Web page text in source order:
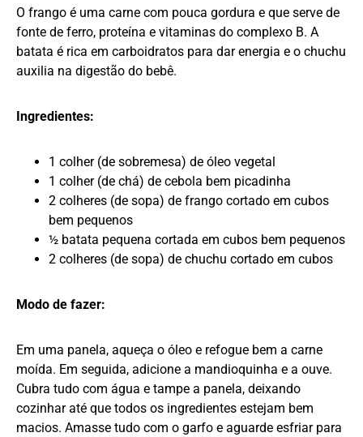
O frango é uma carne com pouca gordura e que serve de
fonte de ferro, proteína e vitaminas do complexo B. A
batata é rica em carboidratos para dar energia e o chuchu
auxilia na digestão do bebê.
Ingredientes:
1 colher (de sobremesa) de óleo vegetal
1 colher (de chá) de cebola bem picadinha
2 colheres (de sopa) de frango cortado em cubos
bem pequenos
½ batata pequena cortada em cubos bem pequenos
2 colheres (de sopa) de chuchu cortado em cubos
Modo de fazer:
Em uma panela, aqueça o óleo e refogue bem a carne
moída. Em seguida, adicione a mandioquinha e a ouve.
Cubra tudo com água e tampe a panela, deixando
cozinhar até que todos os ingredientes estejam bem
macios. Amasse tudo com o garfo e aguarde esfriar para